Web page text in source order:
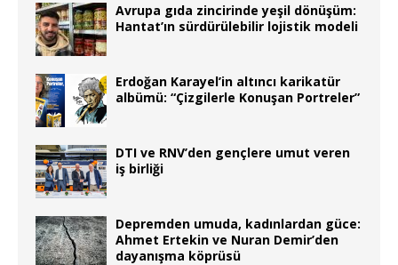
Avrupa gıda zincirinde yeşil dönüşüm:
Hantat’ın sürdürülebilir lojistik modeli
Erdoğan Karayel’in altıncı karikatür
albümü: “Çizgilerle Konuşan Portreler”
DTI ve RNV’den gençlere umut veren
iş birliği
Depremden umuda, kadınlardan güce:
Ahmet Ertekin ve Nuran Demir’den
dayanışma köprüsü